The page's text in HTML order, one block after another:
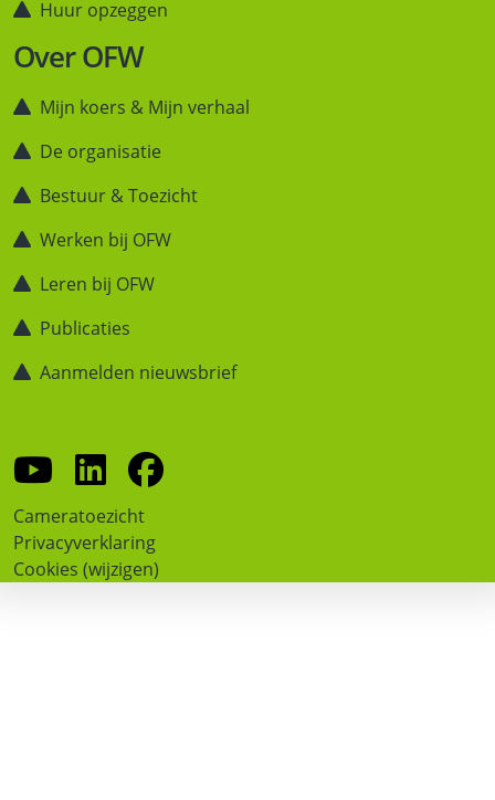
Huur opzeggen
Over OFW
Mijn koers & Mijn verhaal
De organisatie
Bestuur & Toezicht
Werken bij OFW
Leren bij OFW
Publicaties
Aanmelden nieuwsbrief
Cameratoezicht
Privacyverklaring
Cookies (wijzigen)